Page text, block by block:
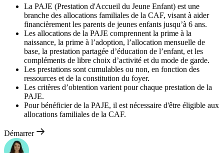
La PAJE (Prestation d'Accueil du Jeune Enfant) est une
branche des allocations familiales de la CAF, visant à aider
financièrement les parents de jeunes enfants jusqu’à 6 ans.
Les allocations de la PAJE comprennent la prime à la
naissance, la prime à l’adoption, l’allocation mensuelle de
base, la prestation partagée d’éducation de l’enfant, et les
compléments de libre choix d’activité et du mode de garde.
Les prestations sont cumulables ou non, en fonction des
ressources et de la constitution du foyer.
Les critères d’obtention varient pour chaque prestation de la
PAJE.
Pour bénéficier de la PAJE, il est nécessaire d'être éligible aux
allocations familiales de la CAF.
Démarrer